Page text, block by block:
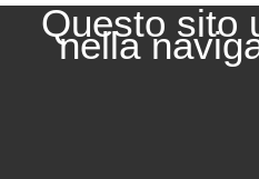
Questo sito
nella